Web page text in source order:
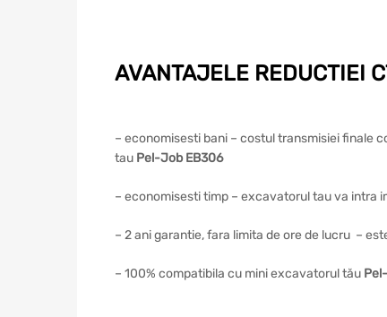
AVANTAJELE REDUCTIEI
– economisesti bani – costul transmisiei finale
tau Pel-Job EB306
– economisesti timp – excavatorul tau va intra
– 2 ani garantie, fara limita de ore de lucru –
– 100% compatibila cu mini excavatorul tău